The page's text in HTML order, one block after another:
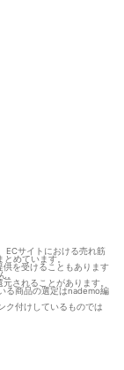
ECサイトにおける売れ筋
めています。
を受けることもあります
。
されることがあります。
る商品の選定はnademo編
ク付けしているものでは